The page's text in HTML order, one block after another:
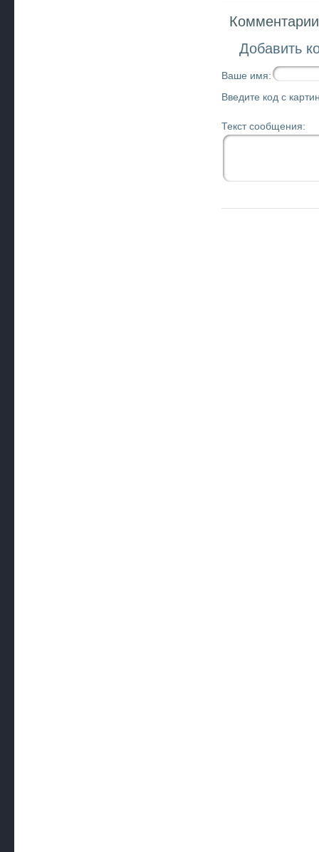
Добавить
Ваше имя:
Введите код с
Текст сообщения: